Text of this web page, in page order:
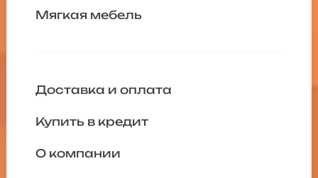
Мягкая мебель
Доставка и оплата
Купить в кредит
О компании